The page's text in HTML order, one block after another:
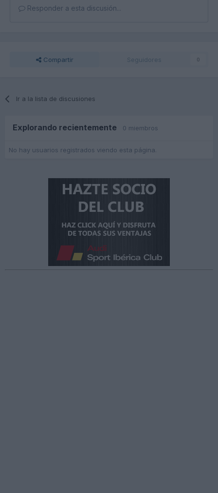
Responder a esta discusión...
Compartir Seguidores 0
Ir a la lista de discusiones
Explorando recientemente 0 miembros
No hay usuarios registrados viendo esta página.